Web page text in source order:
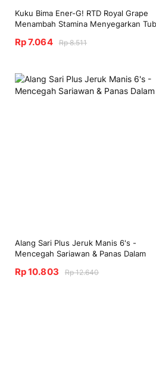
Kuku Bima Ener-G! RTD Royal Grape
Menambah Stamina Menyegarkan
Rp 7.064 Rp 8.511
Alang Sari Plus Jeruk Manis 6's -
Mencegah Sariawan & Panas Dalam
Rp 10.803 Rp 12.640